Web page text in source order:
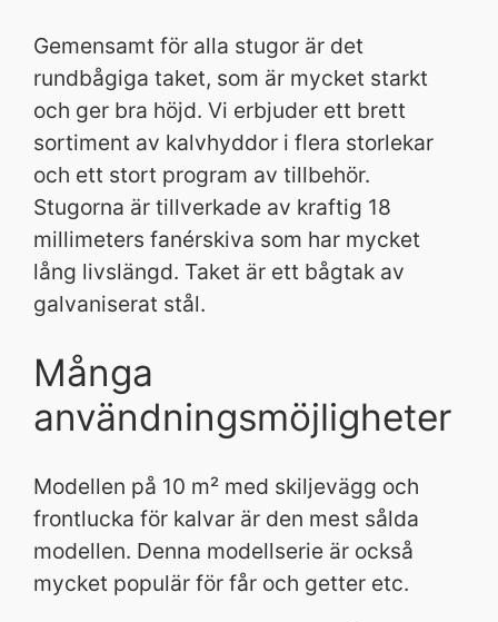
Gemensamt för alla stugor är det
rundbågiga taket, som är mycket starkt
och ger bra höjd. Vi erbjuder ett brett
sortiment av kalvhyddor i flera storlekar
och ett stort program av tillbehör.
Stugorna är tillverkade av kraftig 18
millimeters fanérskiva som har mycket
lång livslängd. Taket är ett bågtak av
galvaniserat stål.
Många
användningsmöjligheter
Modellen på 10 m² med skiljevägg och
frontlucka för kalvar är den mest sålda
modellen. Denna modellserie är också
mycket populär för får och getter etc.